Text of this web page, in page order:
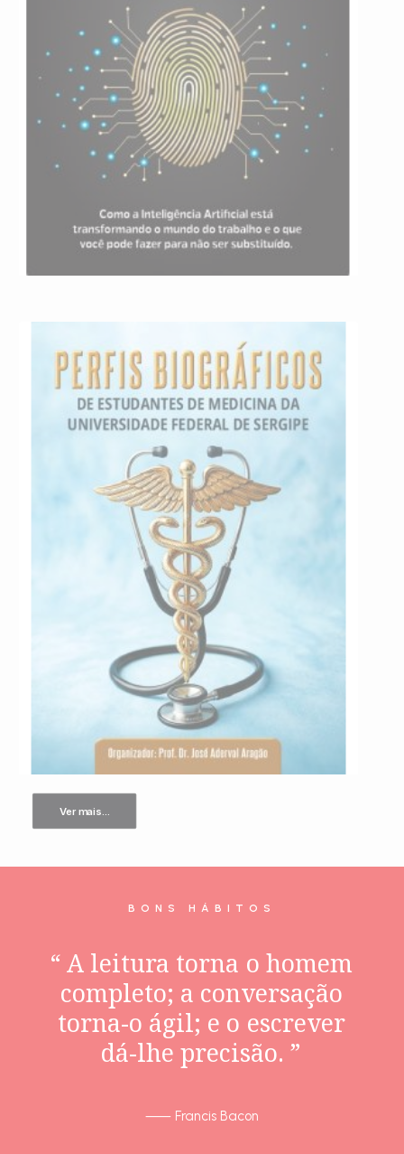
Ver mais...
BONS HÁBITOS
“ A leitura torna o homem
completo; a conversação
torna-o ágil; e o escrever
dá-lhe precisão. ”
⸺ Francis Bacon